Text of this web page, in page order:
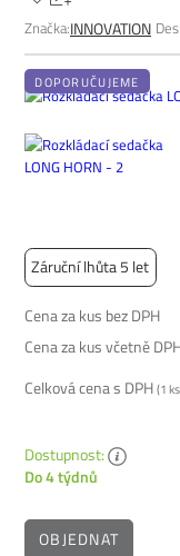
Značka:INNOVATION
Záruční lhůta 5 let
DOPORUČUJEME
Cena za kus bez DPH
Cena za kus včetně
Celková cena s DPH(1
Dostupnost:
Do 4 týdnů
OBJEDNAT